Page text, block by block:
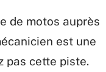
de motos auprès
est une
pas cette piste.